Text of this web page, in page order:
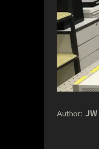
Author: JW